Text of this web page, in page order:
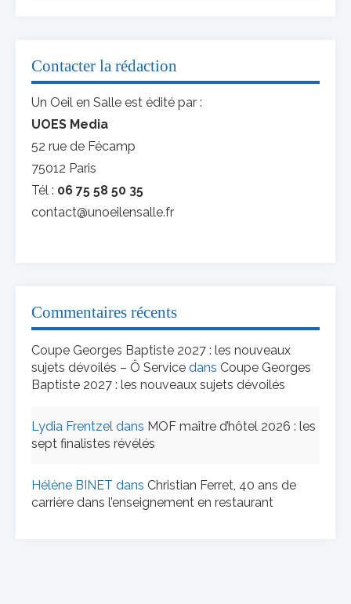
Contacter la rédaction
Un Oeil en Salle est édité par :
UOES Media
52 rue de Fécamp
75012 Paris
Tél : 06 75 58 50 35
contact@unoeilensalle.fr
Commentaires récents
Coupe Georges Baptiste 2027 : les nouveaux
sujets dévoilés – Ô Service dans Coupe Georges
Baptiste 2027 : les nouveaux sujets dévoilés
Lydia Frentzel dans MOF maître d’hôtel 2026 : les
sept finalistes révélés
Hélène BINET dans Christian Ferret, 40 ans de
carrière dans l’enseignement en restaurant